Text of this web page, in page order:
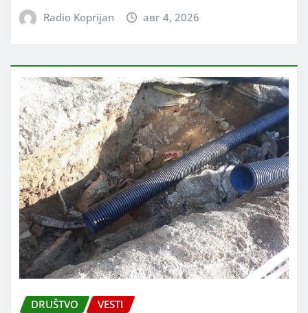
Radio Koprijan авг 4, 2026
DRUŠTVO VESTI